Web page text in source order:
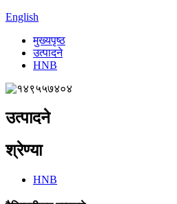
English
मुख्यपृष्ठ
उत्पादने
HNB
उत्पादने
श्रेण्या
HNB